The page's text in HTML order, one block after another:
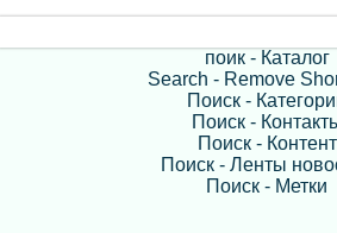
поик - Каталог
Search - Remove
Поиск -
Поиск -
Поиск - Контент
Поиск - Ленты
Поиск - Метки